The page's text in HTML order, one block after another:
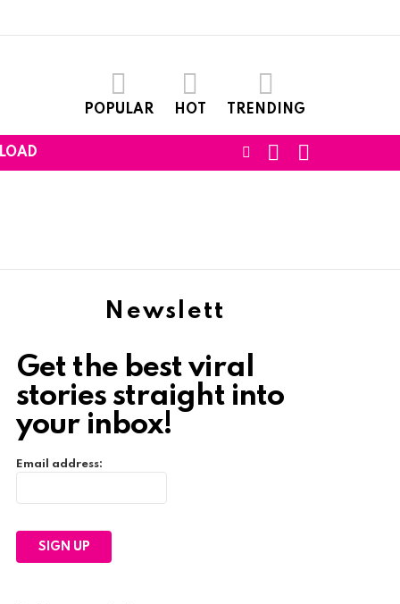
POPULAR HOT TRENDING
FOLLOWSEARCH
Newslett
Get the best viral
stories straight into
your inbox!
Email address: